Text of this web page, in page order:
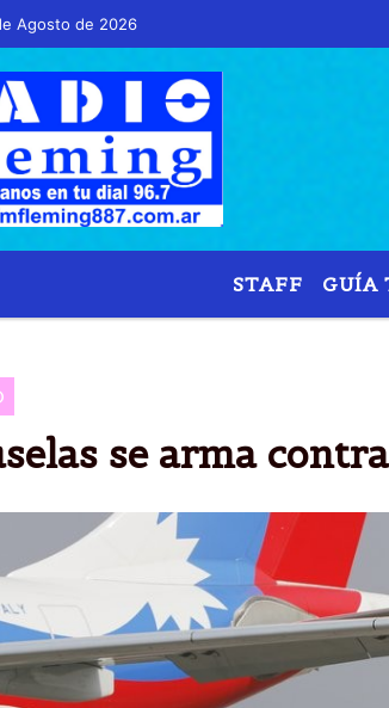
Agosto de 2026
STAFF GUÍA
se arma